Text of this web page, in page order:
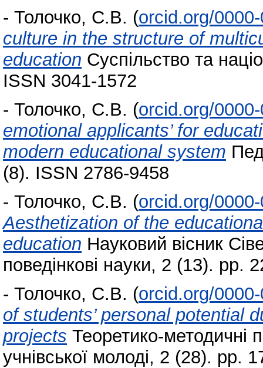
- Толочко, С.В. (orcid.org/
culture in the structure of
education Суспільство та
ISSN 3041-1572
- Толочко, С.В. (orcid.org/
emotional applicants’ for
modern educational system
(8). ISSN 2786-9458
- Толочко, С.В. (orcid.org/
Aesthetization of the
education Науковий вісник
поведінкові науки, 2 (13). pp.
- Толочко, С.В. (orcid.org/
of students’ personal potential
projects Теоретико-методичні
учнівської молоді, 2 (28). pp.